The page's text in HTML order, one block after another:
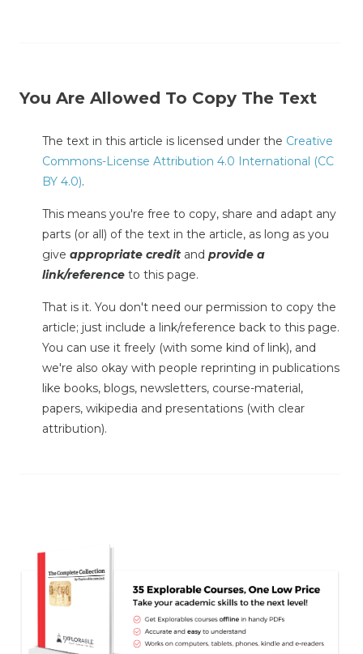
You Are Allowed To Copy The Text
The text in this article is licensed under the Creative
Commons-License Attribution 4.0 International (CC
BY 4.0).
This means you're free to copy, share and adapt any
parts (or all) of the text in the article, as long as you
give appropriate credit and provide a
link/reference to this page.
That is it. You don't need our permission to copy the
article; just include a link/reference back to this page.
You can use it freely (with some kind of link), and
we're also okay with people reprinting in publications
like books, blogs, newsletters, course-material,
papers, wikipedia and presentations (with clear
attribution).